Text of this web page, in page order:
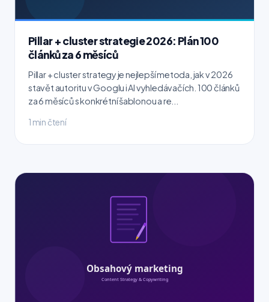
Pillar + cluster strategie 2026: Plán 100
článků za 6 měsíců
Pillar + cluster strategy je nejlepší metoda, jak v 2026
stavět autoritu v Googlu i AI vyhledávačích. 100 článků
za 6 měsíců s konkrétní šablonou a re...
1 min čtení